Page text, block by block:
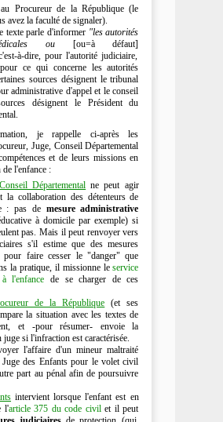
Procureur de la République (le
avez la faculté de signaler).
texte parle d'informer "les autorités
ou [ou=à défaut]
à-dire, pour l'autorité judiciaire,
ce qui concerne les autorités
sources désignent le tribunal
administrative d'appel et le conseil
désignent le Président du
je rappelle ci-après les
Juge, Conseil Départemental
et de leurs missions en
l'enfance :
Départemental ne peut agir
la collaboration des détenteurs de
: pas de mesure administrative
à domicile par exemple) si
pas. Mais il peut renvoyer vers
s'il estime que des mesures
pour faire cesser le "danger" que
la pratique, il missionne leservice
l'enfance de se charger de ces
de la République (et ses
la situation avec les textes de
et -pour résumer- envoie la
si l'infraction est caractérisée.
l'affaire d'un mineur maltraité
des Enfants pour le volet civil
part au pénal afin de poursuivre
intervient lorsque l'enfant est en
l'article 375 du code civilet il peut